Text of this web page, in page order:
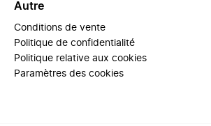
Autre
Conditions de vente
Politique de confidentialité
Politique relative aux cookies
Paramètres des cookies